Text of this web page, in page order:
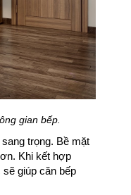
gian bếp.
trọng. Bề mặt
Khi kết hợp
giúp căn bếp